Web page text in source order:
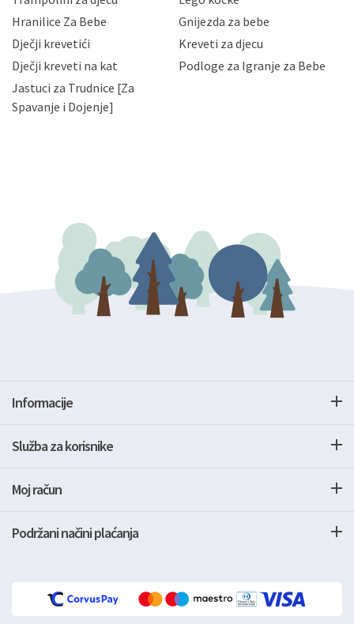
slučajevima koji su dozvoljeni zakonima. Napominjemo
da možete u svako doba, u potpunosti ili djelomice,
zatražiti prestanak aktivnosti obrade Vaših osobnih
podataka. Opoziv privole možete podnijeti poštom na
gore navedenu adresu ili e-mailom na adresu:
Hranilice Za Bebe
Gnijezda za bebe
Dječji krevetići
Kreveti za djecu
Dječji kreveti na kat
Podloge za Igranje za Bebe
Jastuci za Trudnice [Za
Spavanje i Dojenje]
Informacije
Služba za korisnike
Moj račun
Podržani načini plaćanja